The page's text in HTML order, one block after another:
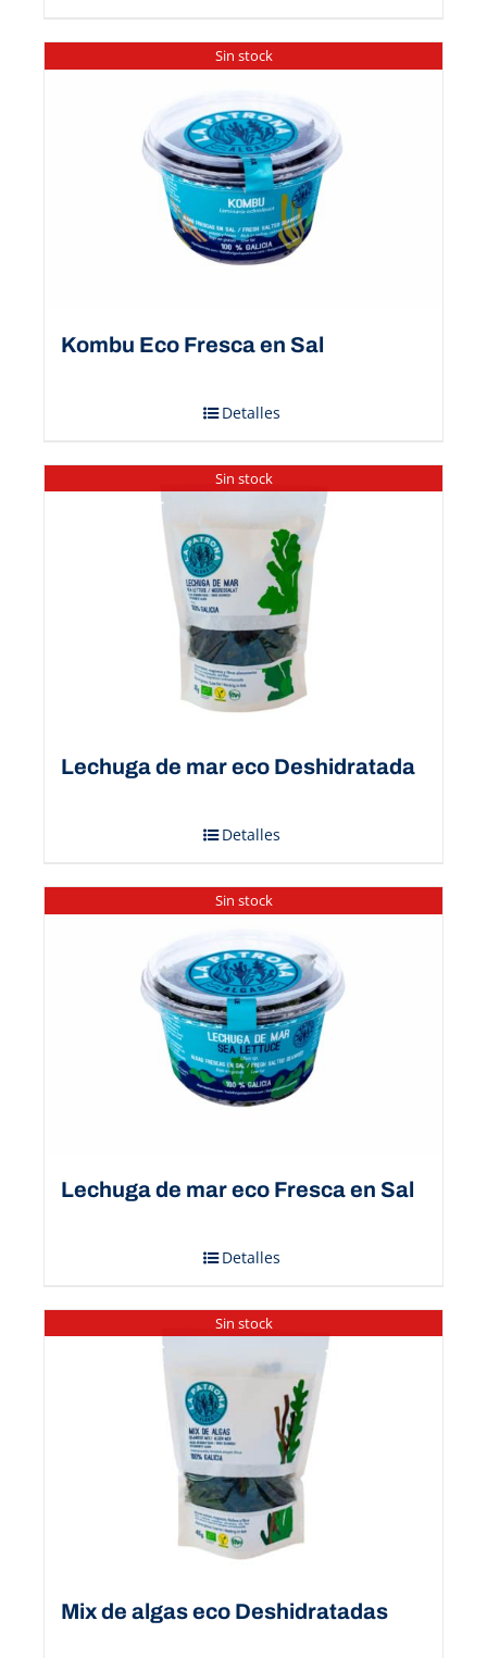
Sin stock
Kombu Eco Fresca en Sal
Detalles
Sin stock
Lechuga de mar eco Deshidratada
Detalles
Sin stock
Lechuga de mar eco Fresca en Sal
Detalles
Sin stock
Mix de algas eco Deshidratadas